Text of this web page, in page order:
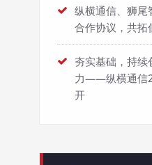
纵横通信、狮尾
合作协议，共拓
夯实基础，持
力——纵横通信
开